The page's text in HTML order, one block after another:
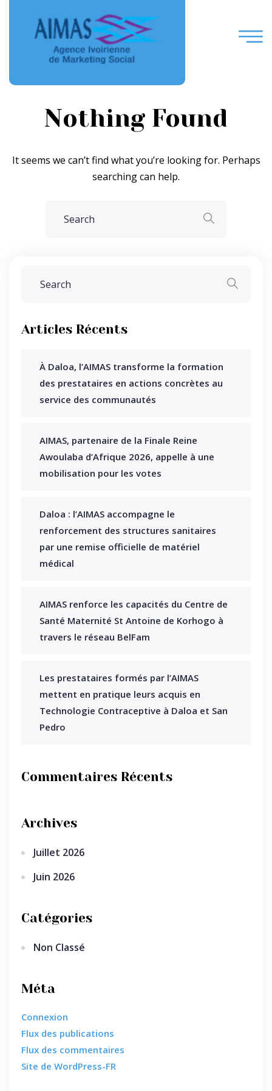
Nothing Found
It seems we can’t find what you’re looking for. Perhaps
searching can help.
Articles Récents
À Daloa, l’AIMAS transforme la formation
des prestataires en actions concrètes au
service des communautés
AIMAS, partenaire de la Finale Reine
Awoulaba d’Afrique 2026, appelle à une
mobilisation pour les votes
Daloa : l’AIMAS accompagne le
renforcement des structures sanitaires
par une remise officielle de matériel
médical
AIMAS renforce les capacités du Centre de
Santé Maternité St Antoine de Korhogo à
travers le réseau BelFam
Les prestataires formés par l’AIMAS
mettent en pratique leurs acquis en
Technologie Contraceptive à Daloa et San
Pedro
Commentaires Récents
Archives
Juillet 2026
Juin 2026
Catégories
Non Classé
Méta
Connexion
Flux des publications
Flux des commentaires
Site de WordPress-FR